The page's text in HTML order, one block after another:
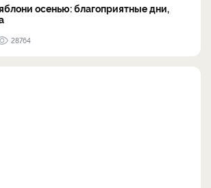
осенью: благоприятные дни,
28764